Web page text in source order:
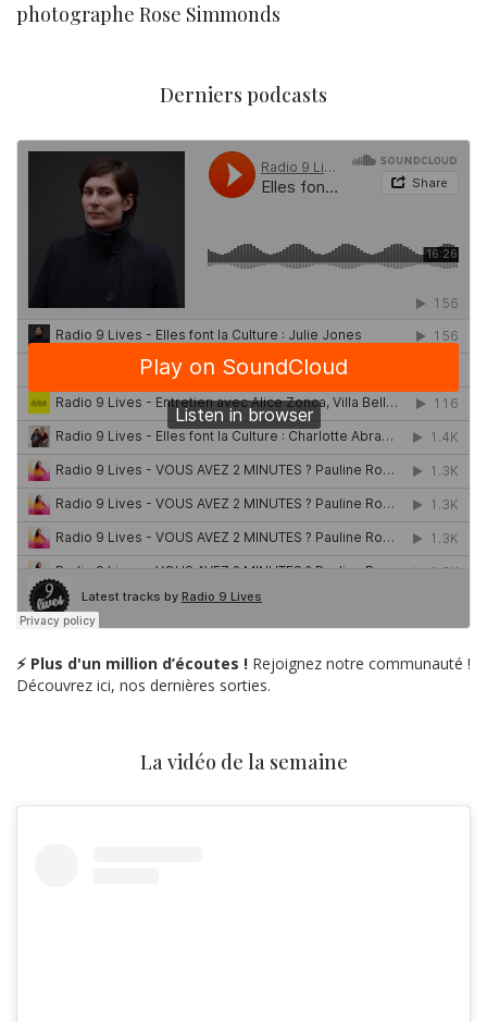
photographe Rose Simmonds
Derniers podcasts
⚡ Plus d'un million d’écoutes ! Rejoignez notre communauté !
Découvrez ici, nos dernières sorties.
La vidéo de la semaine